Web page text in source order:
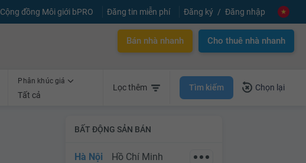
Cộng đồng Môi giới bPRO Đăng tin miễn phí Đăng ký Đăng nhập
Bán nhà nhanh Cho thuê nhà nhanh
Phân khúc giá
Tất cả
Lọc thêm Tìm kiếm Chọn lại
BẤT ĐỘNG SẢN BÁN
Hà Nội Hồ Chí Minh